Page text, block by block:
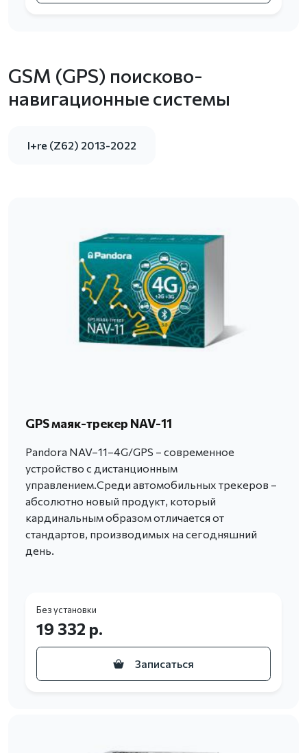
GSM (GPS) поисково-
навигационные системы
I+re (Z62) 2013-2022
GPS маяк-трекер NAV-11
Pandora NAV–11–4G/GPS – современное
устройство с дистанционным
управлением.Среди автомобильных трекеров –
абсолютно новый продукт, который
кардинальным образом отличается от
стандартов, производимых на сегодняшний
день.
Без установки
19 332 р.
Записаться